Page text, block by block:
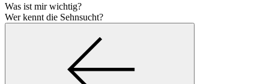
Was ist mir wichtig?
Wer kennt die Sehnsucht?